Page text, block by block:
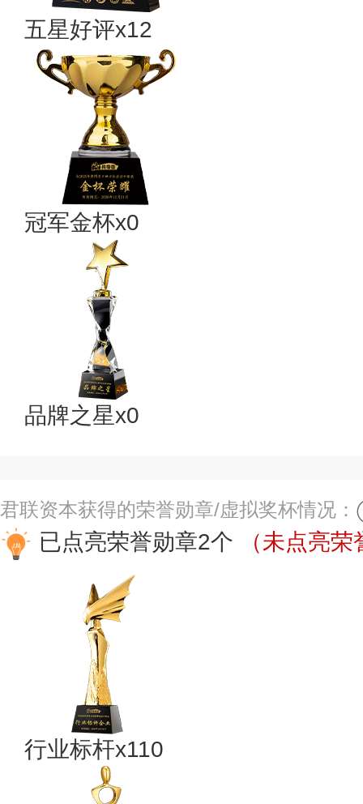
五星好评x12
冠军金杯x0
品牌之星x0
君联资本获得的荣誉勋章/虚拟奖杯情况：
已点亮荣誉勋章2个 （未点亮
行业标杆x110